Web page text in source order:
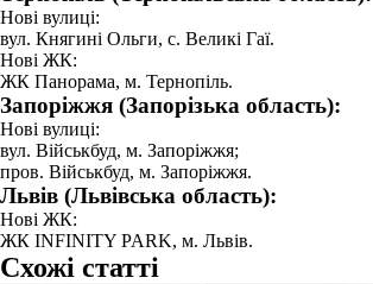
Нові вулиці:
вул. Княгині Ольги, с. Великі Гаї.
Нові ЖК:
ЖК Панорама, м. Тернопіль.
Запоріжжя (Запорізька область):
Нові вулиці:
вул. Військбуд, м. Запоріжжя;
пров. Військбуд, м. Запоріжжя.
Львів (Львівська область):
Нові ЖК:
ЖК INFINITY PARK, м. Львів.
Схожі статті